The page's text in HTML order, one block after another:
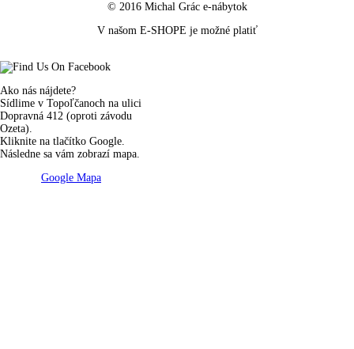
© 2016 Michal Grác e-nábytok
V našom E-SHOPE je možné platiť
Ako nás nájdete?
Sídlime v Topoľčanoch na ulici
Dopravná 412 (oproti závodu
Ozeta).
Kliknite na tlačítko Google.
Následne sa vám zobrazí mapa.
Google Mapa